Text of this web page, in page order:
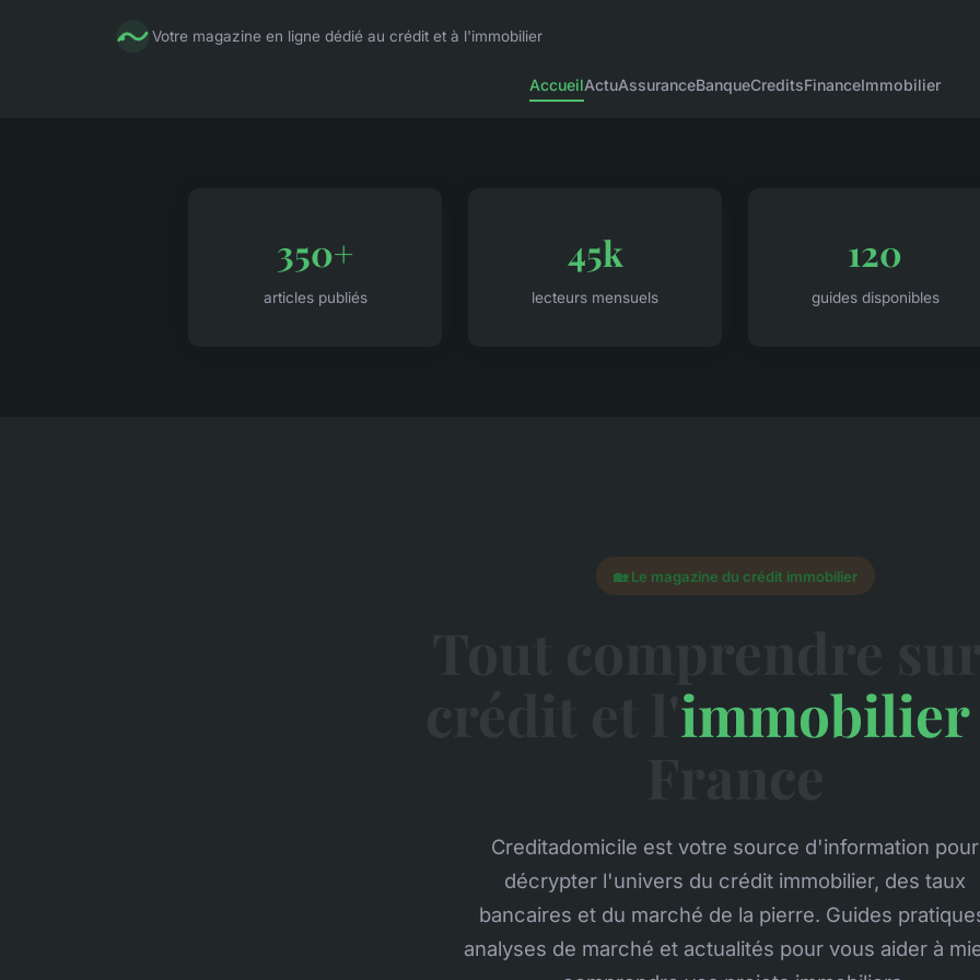
Votre magazine en ligne dédié au crédit et à l'immobilier
AccueilActuAssuranceBanqueCreditsFinanceImmobilier
350+
articles publiés
45k
lecteurs mensuels
120
guides disponibles
🏡 Le magazine du crédit immobilier
immobilier
Creditadomicile est votre source d'information pour
décrypter l'univers du crédit immobilier, des taux
bancaires et du marché de la pierre. Guides
analyses de marché et actualités pour vous aider à